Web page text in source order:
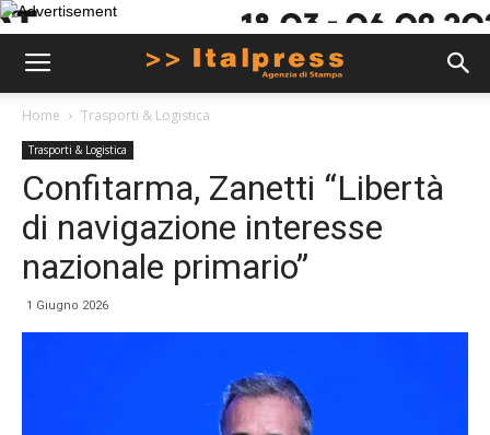
Home Trasporti & Logistica
Trasporti & Logistica
Confitarma, Zanetti “Libertà
di navigazione interesse
nazionale primario”
1 Giugno 2026